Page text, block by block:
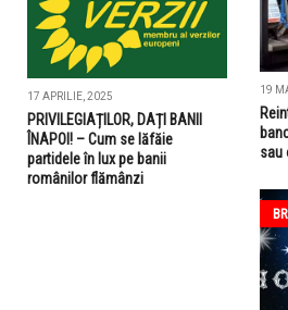
17 APRILIE, 2025
PRIVILEGIAȚILOR, DAȚI BANII
ÎNAPOI! – Cum se lăfăie
partidele în lux pe banii
românilor flămânzi
19
sau